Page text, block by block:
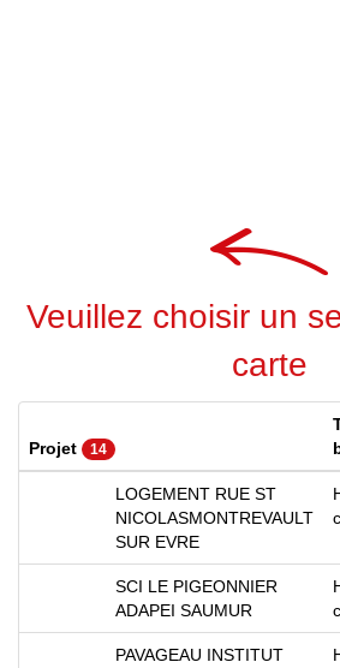
Veuillez choisir un
carte
Projet 14
LOGEMENT RUE ST
NICOLASMONTREVAULT
SUR EVRE
SCI LE PIGEONNIER
ADAPEI SAUMUR
PAVAGEAU INSTITUT